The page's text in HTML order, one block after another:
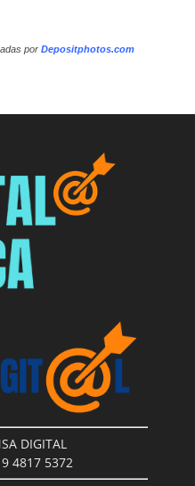
por Depositphotos.com
DIGITAL
4817 5372